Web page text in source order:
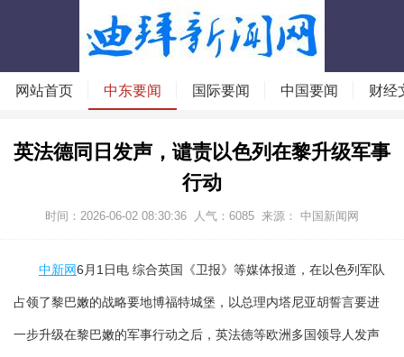
网站首页 中东要闻 国际要闻 中国要闻 财经
英法德同日发声，谴责以色列在黎升级军事
行动
时间：2026-06-02 08:30:36 人气： 6085 来源： 中国新闻网
中新网6月1日电 综合英国《卫报》等媒体报道，在以色列军队
占领了黎巴嫩的战略要地博福特城堡，以总理内塔尼亚胡誓言要进
一步升级在黎巴嫩的军事行动之后，英法德等欧洲多国领导人发声